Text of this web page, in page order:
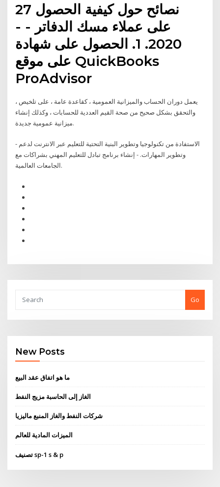
27 نصائح حول كيفية الحصول
على عملاء مسك الدفاتر - -
2020. 1. الحصول على شهادة
على موقع QuickBooks
ProAdvisor
يعمل دوران الحساب والميزانية العمومية ، كقاعدة عامة ، على تلخيص ،
والتحقق بشكل صحيح من صحة القيم العددية للحسابات ، وكذلك إنشاء
ميزانية عمومية جديدة.
- الاستفادة من تكنولوجيا وتطوير البنية التحتية للتعليم عبر الانترنت لدعم
وتطوير المهارات. - إنشاء برنامج تبادل للتعليم المهني بشراكات مع
الجامعات العالمية.
Go
New Posts
ما هو اتفاق عقد البيع
الغاز إلى الحاسبة مزيج النفط
شركات النفط والغاز المنبع ماليزيا
الميزات المادية للعالم
تصنيف sp-1 s & p